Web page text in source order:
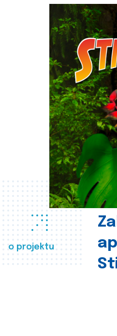
o projektu